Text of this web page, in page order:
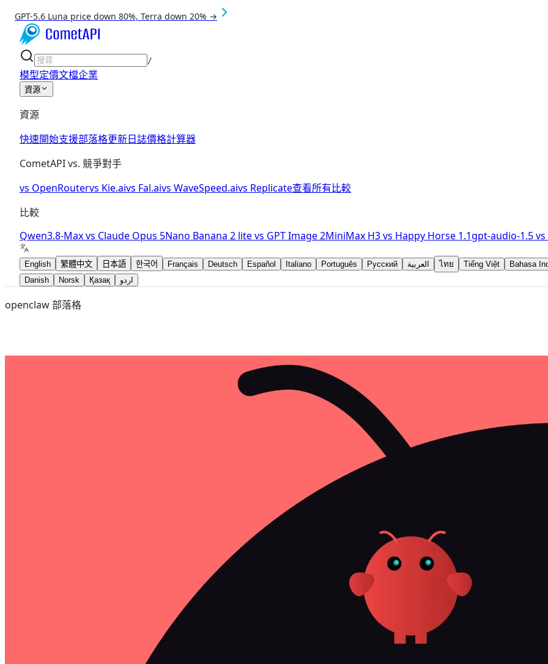
GPT-5.6 Luna price down 80%, Terra down 20% →
/
模型定價文檔企業
資源
資源
快速開始支援部落格更新日誌價格計算器
CometAPI vs. 競爭對手
vs OpenRoutervs Kie.aivs Fal.aivs WaveSpeed.aivs Replicate查看所有比較
比較
Qwen3.8-Maxvs Claude Opus 5Nano Banana 2 litevs GPT Image 2MiniMax H3vs Happy Horse 1.1gpt-audio-1.5vs
English 繁體中文 日本語 한국어 Français Deutsch Español Italiano Português Русский العربية ไทย Tiếng Việt Bahasa
Danish
Norsk Қазақ اردو
openclaw 部落格